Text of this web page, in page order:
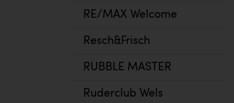
RE/MAX Welcome
Resch&Frisch
RUBBLE MASTER
Ruderclub Wels